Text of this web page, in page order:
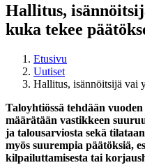
Hallitus,
kuka tekee
Etusivu
Uutiset
Hallitus, isännöitsijä vai
Taloyhtiössä tehdään
määrätään vastikkeen
ja talousarviosta sekä
myös suurempia päätöksiä,
kilpailuttamisesta tai